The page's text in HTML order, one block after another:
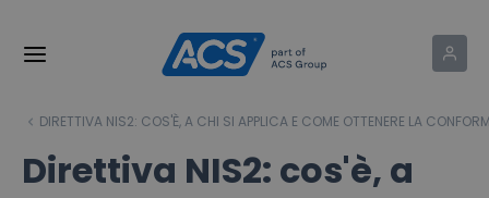
DIRETTIVA NIS2: COS'È, A CHI SI APPLICA E COME OTTENERE LA
Direttiva NIS2: cos'è, a